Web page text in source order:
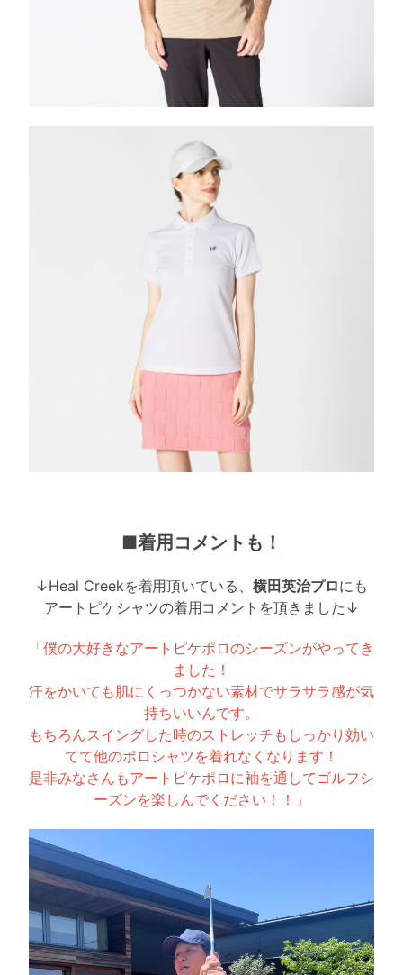
■着用コメントも！
↓Heal Creekを着用頂いている、横田英治プロにも
アートピケシャツの着用コメントを頂きました↓
「僕の大好きなアートピケポロのシーズンがやってき
ました！
汗をかいても肌にくっつかない素材でサラサラ感が気
持ちいいんです。
もちろんスイングした時のストレッチもしっかり効い
てて他のポロシャツを着れなくなります！
是非みなさんもアートピケポロに袖を通してゴルフシ
ーズンを楽しんでください！！」